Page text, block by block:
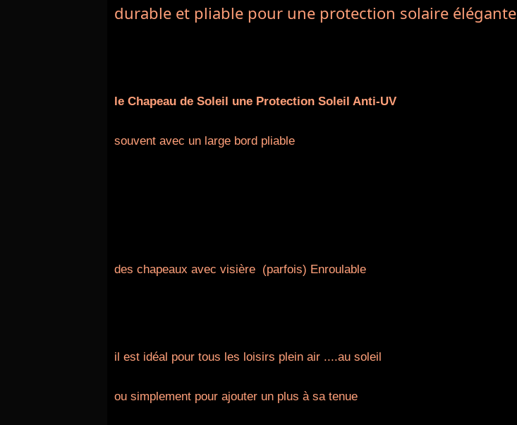
durable et pliable pour une protection solaire élégante
le Chapeau de Soleil une Protection Soleil Anti-UV
souvent avec un large bord pliable
des chapeaux avec visière (parfois) Enroulable
il est idéal pour tous les loisirs plein air ....au soleil
ou simplement pour ajouter un plus à sa tenue